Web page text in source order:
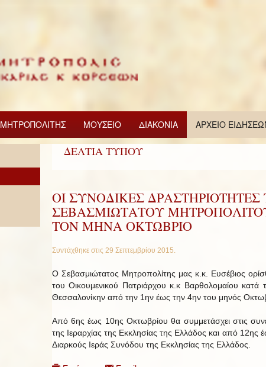
ΜΗΤΡΟΠΟΛΙΤΗΣ ΜΟΥΣΕΙΟ ΔΙΑΚΟΝΙΑ ΑΡΧΕΙΟ
ΔΕΛΤΙΑ ΤΥΠΟΥ
ΟΙ ΣΥΝΟΔΙΚΕΣ ΔΡΑΣΤΗΡΙΟΤΗΤΕΣ
ΣΕΒΑΣΜΙΩΤΑΤΟΥ
ΤΟΝ ΜΗΝΑ ΟΚΤΩΒΡΙΟ
Συντάχθηκε στις 29 Σεπτεμβρίου 2015.
Ο Σεβασμιώτατος Μητροπολίτης μας κ.κ. Ευσέβιος
του Οικουμενικού Πατριάρχου κ.κ Βαρθολομαίου κατά
Θεσσαλονίκην από την 1ην έως την 4ην του μηνός
Από 6ης έως 10ης Οκτωβρίου θα συμμετάσχει στις
της Ιεραρχίας της Εκκλησίας της Ελλάδος και από 12ης
Διαρκούς Ιεράς Συνόδου της Εκκλησίας της Ελλάδος.